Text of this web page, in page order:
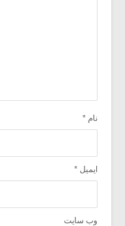
نام *
ایمیل *
وب‌ سایت